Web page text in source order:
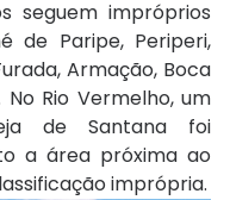
seguem impróprios
de Paripe, Periperi,
Armação, Boca
Rio Vermelho, um
de Santana foi
a área próxima ao
imprópria.